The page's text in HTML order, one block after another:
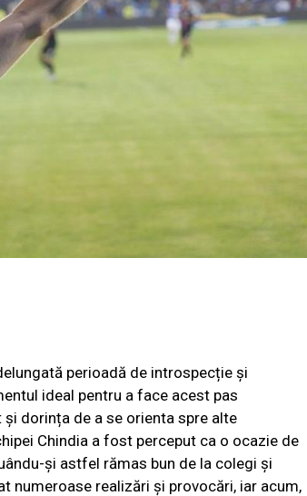
perioadă de introspecție și
ideal pentru a face acest pas
dorința de a se orienta spre alte
Chindia a fost perceput ca o ocazie de
și astfel rămas bun de la colegi și
numeroase realizări și provocări, iar acum,